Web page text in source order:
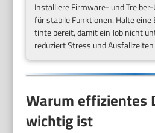
Installiere Firmware- und
für stabile Funktionen. Halte
tinte bereit, damit ein Job nicht
reduziert Stress und
Warum effizientes
wichtig ist